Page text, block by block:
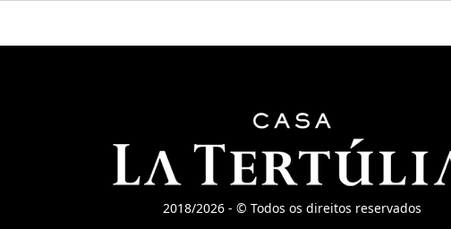
2018/2026 - © Todos os direitos reservados